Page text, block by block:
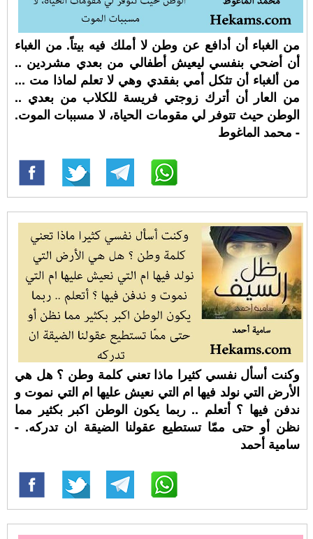
من الغباء أن أدافع عن وطن لا أملك فيه بيتاً. من الغباء
أن أضحي بنفسي ليعيش أطفالي من بعدي مشردين ..
من ألغباء أن تثكل أمي بفقدي وهي لا تعلم لماذا مت ...
من العار أن أترك زوجتي فريسة للكلاب من بعدي ..
الوطن حيث تتوفر لي مقومات الحياة، لا مسببات الموت.
- محمد الماغوط
وكنت أسأل نفسي كثيرا ماذا تعني كلمة وطن ؟ هل هي
الأرض التي نولد فيها ام التي نعيش عليها ام التي نموت و
ندفن فيها ؟ أتعلم .. ربما يكون الوطن اكبر بكثير مما
نظن أو حتى ممّا تستطيع عقولنا الضيقة ان تدركه. -
سامية أحمد